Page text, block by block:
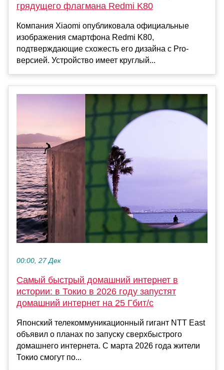
грядущего флагмана Redmi K80
Компания Xiaomi опубликовала официальные
изображения смартфона Redmi K80,
подтверждающие схожесть его дизайна с Pro-
версией. Устройство имеет круглый...
00:00, 27 Дек
Самый быстрый домашний интернет в
истории: в Токио в 2026 году запустят
домашний интернет на 25 Гбит/с
Японский телекоммуникационный гигант NTT East
объявил о планах по запуску сверхбыстрого
домашнего интернета. С марта 2026 года жители
Токио смогут по...